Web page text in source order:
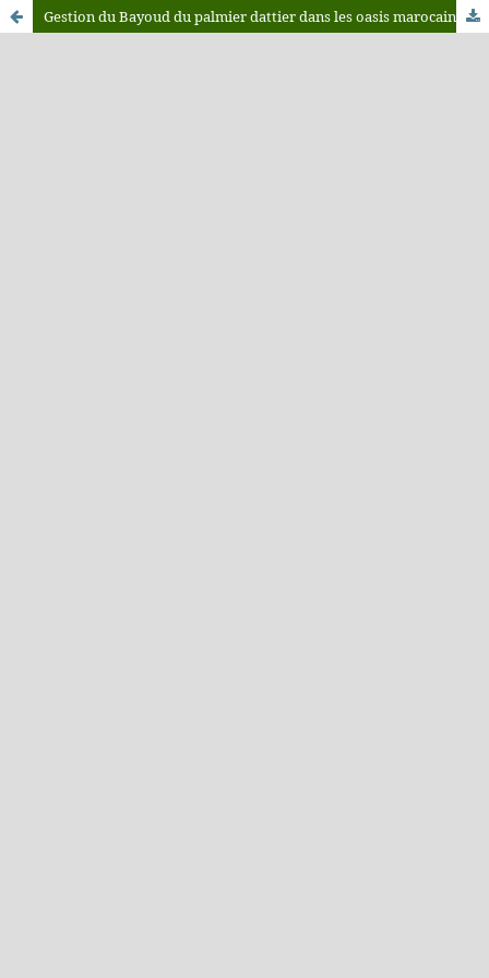
Gestion du Bayoud du palmier dattier dans les oasis marocaines